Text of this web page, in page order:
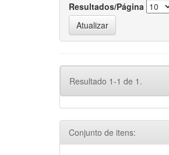
Resultados/Página
Resultado 1-1 de 1.
Conjunto de itens: